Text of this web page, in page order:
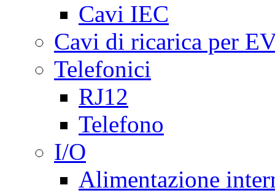
Cavi IEC
Cavi di ricarica per
Telefonici
RJ12
Telefono
I/O
Alimentazione